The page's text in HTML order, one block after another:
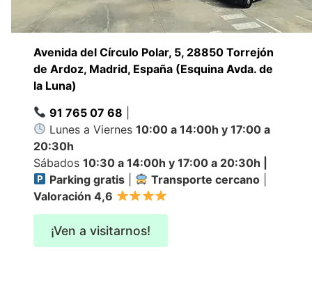
Avenida del Círculo Polar, 5, 28850 Torrejón
de Ardoz, Madrid, España (Esquina Avda. de
la Luna)
91 765 07 68
Lunes a Viernes10:00 a 14:00h y 17:00 a
20:30h
Sábados 10:30 a 14:00h y 17:00 a 20:30h |
Parking gratis
Transporte cercano
Valoración 4,6
¡Ven a visitarnos!